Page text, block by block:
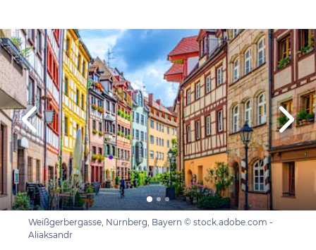
Weißgerbergasse, Nürnberg, Bayern © stock.adobe.com -
Aliaksandr